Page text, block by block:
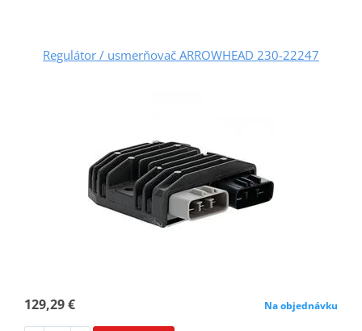
Regulátor / usmerňovač ARROWHEAD 230-22247
129,29 € Na objednávku